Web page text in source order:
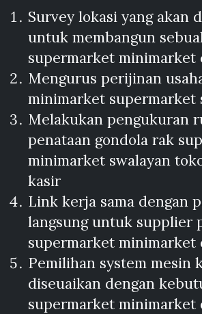
Survey lokasi yang akan
untuk membangun
supermarket minimarket
Mengurus perijinan
minimarket supermarket
Melakukan pengukuran
penataan gondola rak
minimarket swalayan
kasir
Link kerja sama dengan
langsung untuk supplier
supermarket minimarket
Pemilihan system mesin
diseuaikan dengan
supermarket minimarket